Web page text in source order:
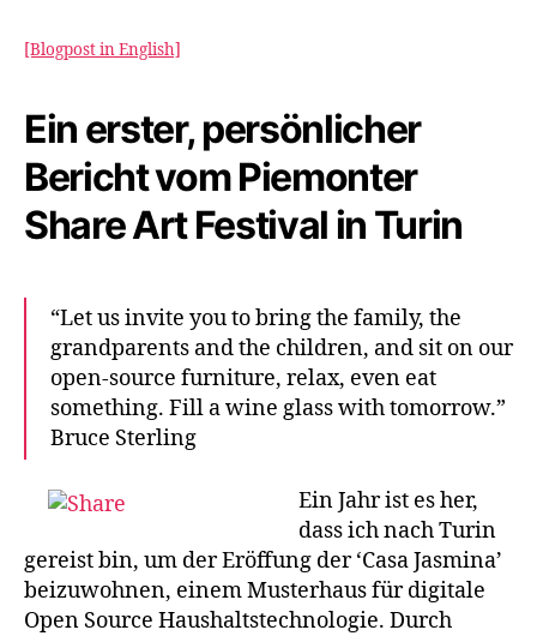
[Blogpost in English]
Ein erster, persönlicher
Bericht vom Piemonter
Share Art Festival in Turin
“Let us invite you to bring the family, the
grandparents and the children, and sit on our
open-source furniture, relax, even eat
something. Fill a wine glass with tomorrow.”
Bruce Sterling
Ein Jahr ist es her,
dass ich nach Turin
gereist bin, um der Eröffung der ‘Casa Jasmina’
beizuwohnen, einem Musterhaus für digitale
Open Source Haushaltstechnologie. Durch